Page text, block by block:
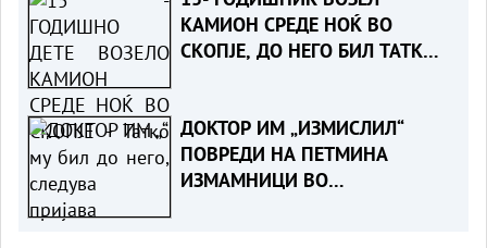
КАМИОН СРЕДЕ НОЌ ВО
СКОПЈЕ, ДО НЕГО БИЛ ТАТКО
ДОКТОР ИМ „ИЗМИСЛИЛ“
ПОВРЕДИ НА ПЕТМИНА
ИЗМАМНИЦИ ВО